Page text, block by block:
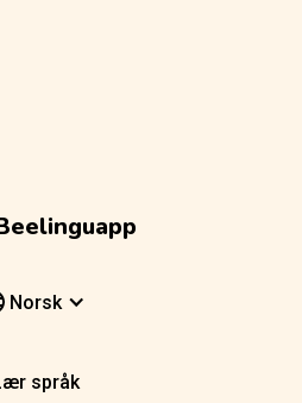
Norsk
språk